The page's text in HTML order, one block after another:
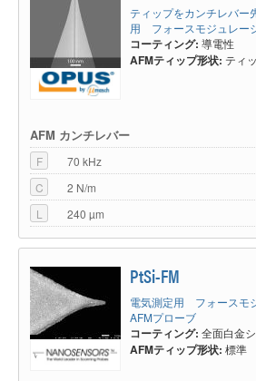
ティップをカンチレバー
用 フォースモジュレー
コーティング: 導電性
AFMティップ形状: ティ
AFM カンチレバー
F
70 kHz
C
2 N/m
L
240 µm
PtSi-FM
電気測定用 フォースモ
AFMプローブ
コーティング: 全面白金
AFMティップ形状: 標準